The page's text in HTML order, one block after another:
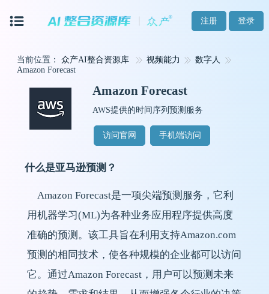
注册 登录
当前位置： 众产AI整合资源库 视频能力
数字人
Amazon Forecast
Amazon Forecast
AWS提供的时间序列预测服务
访问官网 手机端访问
什么是亚马逊预测？
Amazon Forecast是一项尖端预测服务，它利
用机器学习(ML)为各种业务应用程序提供高度
准确的预测。该工具旨在利用支持Amazon.com
预测的相同技术，使各种规模的企业都可以访问
它。通过Amazon Forecast，用户可以预测未来